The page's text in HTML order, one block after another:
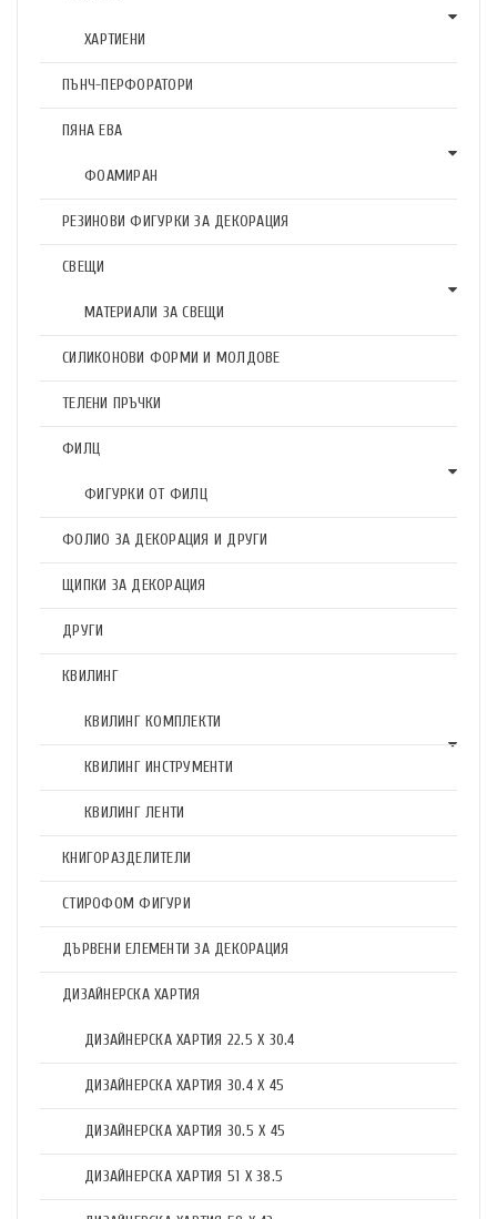
ХАРТИЕНИ
ПЪНЧ-ПЕРФОРАТОРИ
ПЯНА ЕВА
ФОАМИРАН
РЕЗИНОВИ ФИГУРКИ ЗА ДЕКОРАЦИЯ
СВЕЩИ
МАТЕРИАЛИ ЗА СВЕЩИ
СИЛИКОНОВИ ФОРМИ И МОЛДОВЕ
ТЕЛЕНИ ПРЪЧКИ
ФИЛЦ
ФИГУРКИ ОТ ФИЛЦ
ФОЛИО ЗА ДЕКОРАЦИЯ И ДРУГИ
ЩИПКИ ЗА ДЕКОРАЦИЯ
ДРУГИ
КВИЛИНГ
КВИЛИНГ КОМПЛЕКТИ
КВИЛИНГ ИНСТРУМЕНТИ
КВИЛИНГ ЛЕНТИ
КНИГОРАЗДЕЛИТЕЛИ
СТИРОФОМ ФИГУРИ
ДЪРВЕНИ ЕЛЕМЕНТИ ЗА ДЕКОРАЦИЯ
ДИЗАЙНЕРСКА ХАРТИЯ
ДИЗАЙНЕРСКА ХАРТИЯ 22.5 X 30.4
ДИЗАЙНЕРСКА ХАРТИЯ 30.4 X 45
ДИЗАЙНЕРСКА ХАРТИЯ 30.5 X 45
ДИЗАЙНЕРСКА ХАРТИЯ 51 X 38.5